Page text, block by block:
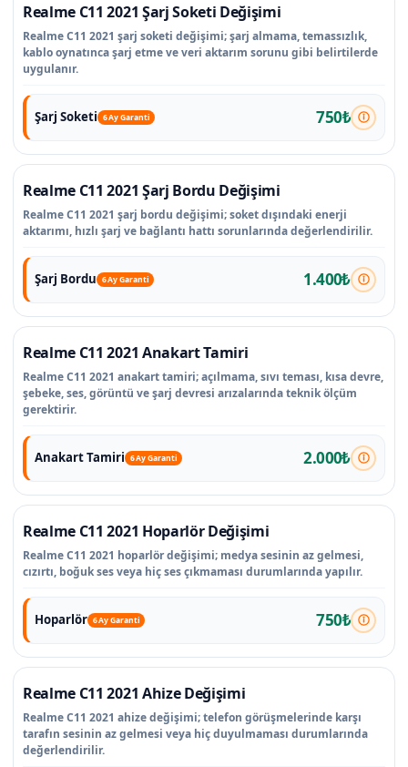
Realme C11 2021 Şarj Soketi Değişimi
Realme C11 2021 şarj soketi değişimi; şarj almama, temassızlık,
kablo oynatınca şarj etme ve veri aktarım sorunu gibi belirtilerde
uygulanır.
Şarj Soketi 6 Ay Garanti 750₺
Realme C11 2021 Şarj Bordu Değişimi
Realme C11 2021 şarj bordu değişimi; soket dışındaki enerji
aktarımı, hızlı şarj ve bağlantı hattı sorunlarında değerlendirilir.
Şarj Bordu 6 Ay Garanti 1.400₺
Realme C11 2021 Anakart Tamiri
Realme C11 2021 anakart tamiri; açılmama, sıvı teması, kısa devre,
şebeke, ses, görüntü ve şarj devresi arızalarında teknik ölçüm
gerektirir.
Anakart Tamiri 6 Ay Garanti 2.000₺
Realme C11 2021 Hoparlör Değişimi
Realme C11 2021 hoparlör değişimi; medya sesinin az gelmesi,
cızırtı, boğuk ses veya hiç ses çıkmaması durumlarında yapılır.
Hoparlör 6 Ay Garanti 750₺
Realme C11 2021 Ahize Değişimi
Realme C11 2021 ahize değişimi; telefon görüşmelerinde karşı
tarafın sesinin az gelmesi veya hiç duyulmaması durumlarında
değerlendirilir.